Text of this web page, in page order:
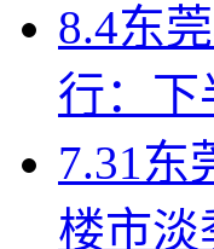
8.4东
行：下
7.31东
楼市淡